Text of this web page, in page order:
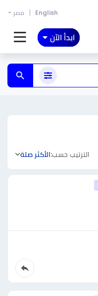
English مصر
ابدأ الآن
الترتيب حسب:الأكثر صلة